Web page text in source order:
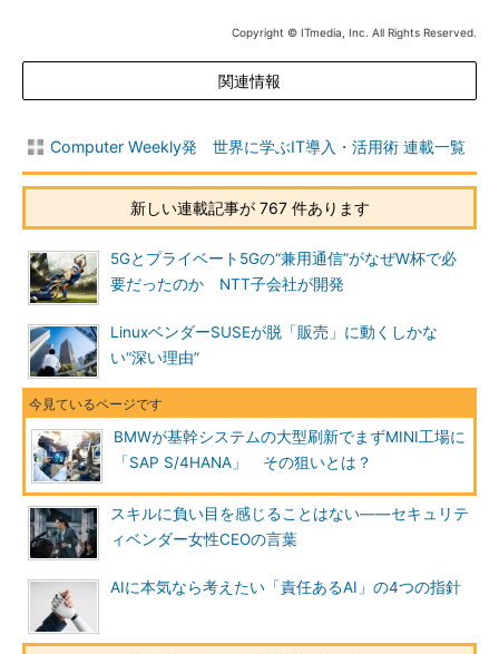
Copyright © ITmedia, Inc. All Rights Reserved.
関連情報
Computer Weekly発 世界に学ぶIT導入・活用術 連載一覧
新しい連載記事が 767 件あります
5Gとプライベート5Gの“兼用通信”がなぜW杯で必
要だったのか NTT子会社が開発
LinuxベンダーSUSEが脱「販売」に動くしかな
い“深い理由”
BMWが基幹システムの大型刷新でまずMINI工場に
「SAP S/4HANA」 その狙いとは？
スキルに負い目を感じることはない――セキュリテ
ィベンダー女性CEOの言葉
AIに本気なら考えたい「責任あるAI」の4つの指針